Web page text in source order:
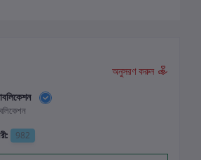
অনুসরণ করুন
982